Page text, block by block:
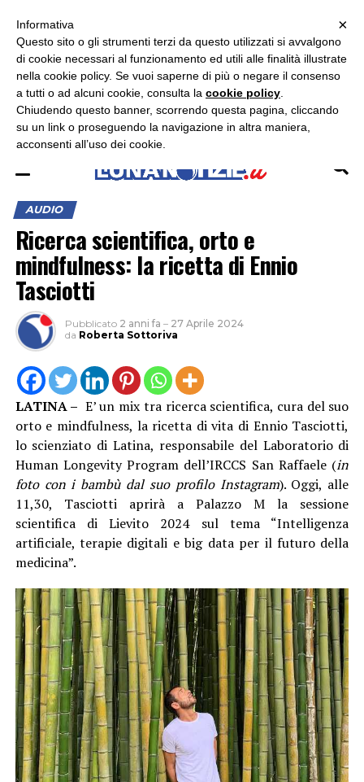
ASCOLTA RADIO LUNA
AUDIO
Ricerca scientifica, orto e
mindfulness: la ricetta di Ennio
Tasciotti
Pubblicato 2 anni fa – 27 Aprile 2024
da Roberta Sottoriva
LATINA – E’ un mix tra ricerca scientifica, cura del suo
orto e mindfulness, la ricetta di vita di Ennio Tasciotti,
lo scienziato di Latina, responsabile del Laboratorio di
Human Longevity Program dell’IRCCS San Raffaele (in
foto con i bambù dal suo profilo Instagram). Oggi, alle
11,30, Tasciotti aprirà a Palazzo M la sessione
scientifica di Lievito 2024 sul tema “Intelligenza
artificiale, terapie digitali e big data per il futuro della
medicina”.
×
Informativa
Questo sito o gli strumenti terzi da questo utilizzati si avvalgono
di cookie necessari al funzionamento ed utili alle finalità illustrate
nella cookie policy. Se vuoi saperne di più o negare il consenso
a tutti o ad alcuni cookie, consulta la cookie policy
Chiudendo questo banner, scorrendo questa pagina, cliccando
su un link o proseguendo la navigazione in altra maniera,
acconsenti all’uso dei cookie.